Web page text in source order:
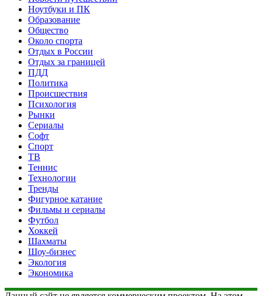
Ноутбуки и ПК
Образование
Общество
Около спорта
Отдых в России
Отдых за границей
ПДД
Политика
Происшествия
Психология
Рынки
Сериалы
Софт
Спорт
ТВ
Теннис
Технологии
Тренды
Фигурное катание
Фильмы и сериалы
Футбол
Хоккей
Шахматы
Шоу-бизнес
Экология
Экономика